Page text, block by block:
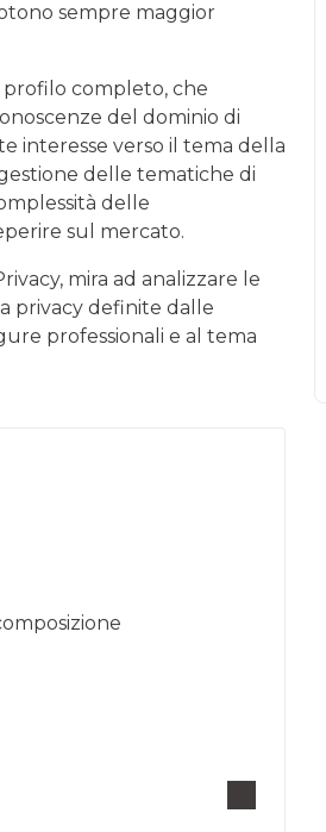
sempre maggior
completo, che
del dominio di
interesse verso il tema della
delle tematiche di
delle
sul mercato.
mira ad analizzare le
privacy definite dalle
professionali e al tema